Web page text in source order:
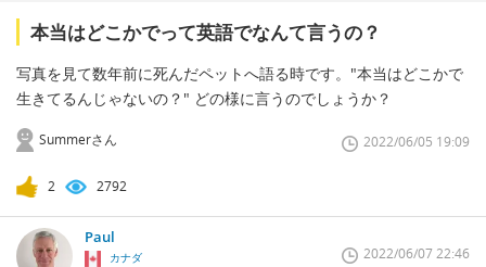
本当はどこかでって英語でなんて言うの？
写真を見て数年前に死んだペットへ語る時です。"本当はどこかで
生きてるんじゃないの？" どの様に言うのでしょうか？
Summerさん 2022/06/05 19:09
2 2792
Paul
カナダ 2022/06/07 22:46